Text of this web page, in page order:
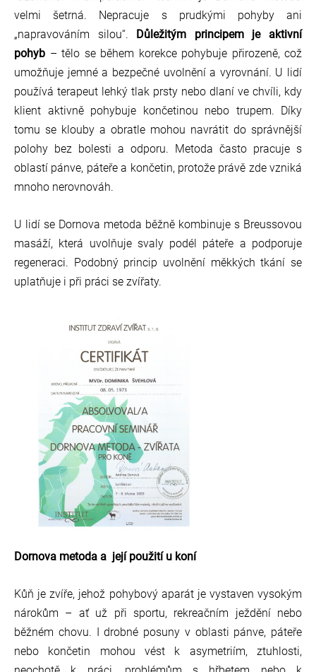
velmi šetrná. Nepracuje s prudkými pohyby ani
„napravováním silou“.
Důležitým principem je aktivní
pohyb – tělo se během korekce pohybuje přirozeně, což
umožňuje jemné a bezpečné uvolnění a vyrovnání. U lidí
používá terapeut lehký tlak prsty nebo dlaní ve chvíli, kdy
klient aktivně pohybuje končetinou nebo trupem. Díky
tomu se klouby a obratle mohou navrátit do správnější
polohy bez bolesti a odporu. Metoda často pracuje s
oblastí pánve, páteře a končetin, protože právě zde vzniká
mnoho nerovnováh.
U lidí se Dornova metoda běžně kombinuje s Breussovou
masáží, která uvolňuje svaly podél páteře a podporuje
regeneraci. Podobný princip uvolnění měkkých tkání se
uplatňuje i při práci se zvířaty.
Dornova metoda a její použití u koní
Kůň je zvíře, jehož pohybový aparát je vystaven vysokým
nárokům – ať už při sportu, rekreačním ježdění nebo
běžném chovu. I drobné posuny v oblasti pánve, páteře
nebo končetin mohou vést k asymetriím, ztuhlosti,